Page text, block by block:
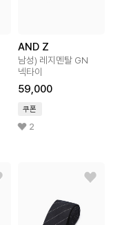
AND Z
남성) 레지멘탈 GN
넥타이
59,000
쿠폰
2